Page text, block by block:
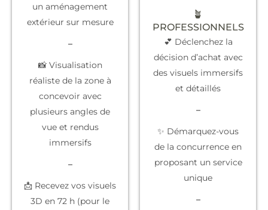
un aménagement
extérieur sur mesure
–
📸 Visualisation
réaliste de la zone à
concevoir avec
plusieurs angles de
vue et rendus
immersifs
–
📩 Recevez vos visuels
3D en 72 h (pour le
🪴
PROFESSIONNELS
💕 Déclenchez la
décision d’achat avec
des visuels immersifs
et détaillés
–
✨ Démarquez-vous
de la concurrence en
proposant un service
unique
–